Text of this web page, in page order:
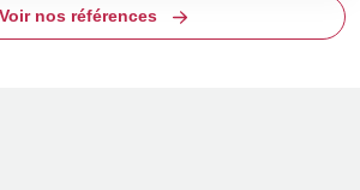
Voir nos références